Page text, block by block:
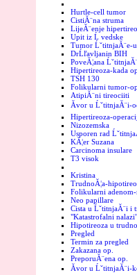
Hurtle-cell tumor
CistiĂ¨na struma
LijeĂ¨enje
Upit iz Ĺ vedske
Tumor ĹˇtitnjaĂ¨e-
DrĹľavljanin BIH
PoveĂ¦ana
Hipertireoza-kada
TSH 130
Folikularni tumor-
AtipiĂ¨ni tireociiti
Ăvor u ĹˇtitnjaĂ¨i-
Hipertireoza-
Nizozemska
Usporen rad
KĂ¦er Suzana
Carcinoma insulare
T3 visok
Kristina
TrudnoĂ¦a-
Folikularni adenom-
Neo papillare
Cista u ĹˇtitnjaĂ¨i i
"Katastrofalni
Hipotireoza u
Pregled
Termin za pregled
Zakazana op.
PreporuĂ¨ena op.
Ăvor u ĹˇtitnjaĂ¨i-